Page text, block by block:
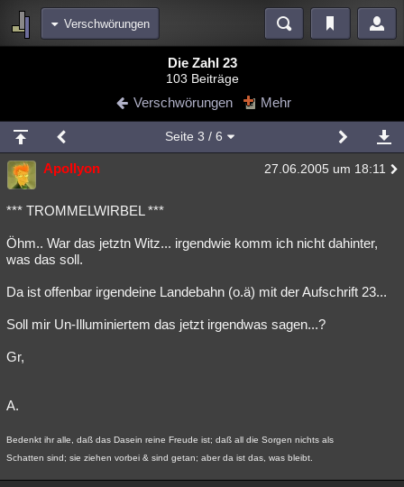
Verschwörungen
Blogs Videos
Chat Wiki Neuigkeiten
meine Rubriken
Menschen Wissenschaft Mystery Kriminalfälle
Spiritualität Verschwörungen
Natur Umfragen Unterhaltung
Philosophie Träume Orte Esoterik Literatur
Astronomie Helpdesk Gruppen Gaming Filme
Lesenswert Schlüsselwörter
Die Zahl 23
103 Beiträge
Verschwörungen Mehr
Seite 3 / 6
Apollyon 27.06.2005 um 18:11
*** TROMMELWIRBEL ***
Öhm.. War das jetztn Witz... irgendwie komm ich nicht dahinter,
was das soll.
Da ist offenbar irgendeine Landebahn (o.ä) mit der Aufschrift 23...
Soll mir Un-Illuminiertem das jetzt irgendwas sagen...?
Gr,
A.
Bedenkt ihr alle, daß das Dasein reine Freude ist; daß all die Sorgen nichts als
Schatten sind; sie ziehen vorbei & sind getan; aber da ist das, was bleibt.